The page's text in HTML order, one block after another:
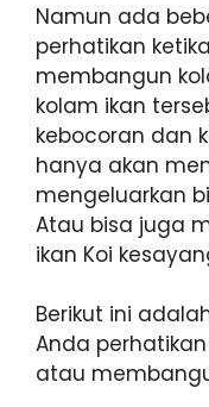
Namun ada
perhatikan
membangun
kolam ikan
kebocoran dan
hanya akan
mengeluarkan
Atau bisa juga
ikan Koi
Berikut ini
Anda
atau